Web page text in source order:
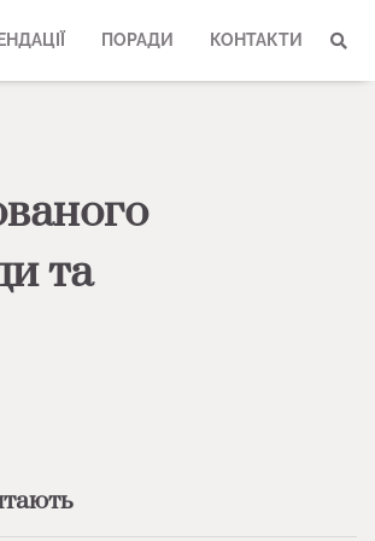
ПОРАДИ КОНТАКТИ
та